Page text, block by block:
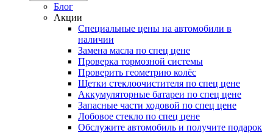
Блог
Акции
Специальные цены на автомобили в
наличии
Замена масла по спец цене
Проверка тормозной системы
Проверить геометрию колёс
Щетки стеклоочистителя по спец цене
Аккумуляторные батареи по спец цене
Запасные части ходовой по спец цене
Лобовое стекло по спец цене
Обслужите автомобиль и получите подарок